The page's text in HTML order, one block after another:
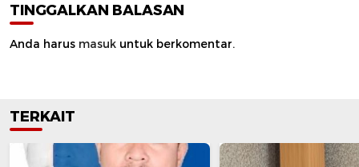
TINGGALKAN BALASAN
Anda harus masuk untuk berkomentar.
TERKAIT